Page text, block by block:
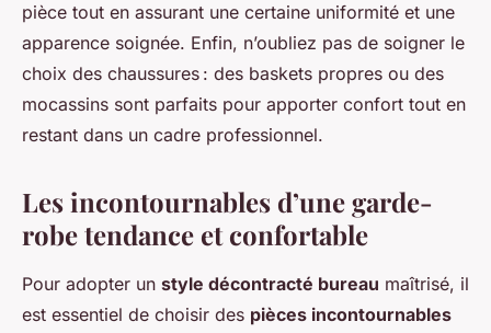
pièce tout en assurant une certaine uniformité et une
apparence soignée. Enfin, n’oubliez pas de soigner le
choix des chaussures : des baskets propres ou des
mocassins sont parfaits pour apporter confort tout en
restant dans un cadre professionnel.
Les incontournables d’une garde-
robe tendance et confortable
Pour adopter un style décontracté bureau maîtrisé, il
est essentiel de choisir des pièces incontournables